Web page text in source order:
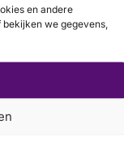
en andere
we gegevens,